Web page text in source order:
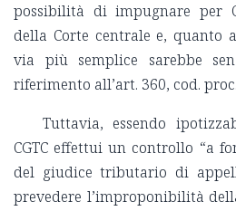
possibilità di impugnare per
della Corte centrale e, quanto
via più semplice sarebbe
riferimento all’art. 360, cod.
Tuttavia, essendo
CGTC effettui un controllo “a
del giudice tributario di
prevedere l’improponibilità